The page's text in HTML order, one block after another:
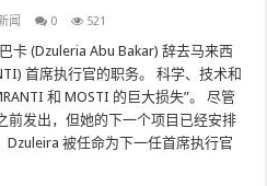
闻 0 521
卡 (Dzuleria Abu Bakar) 辞去马来西
首席执行官的职务。 科学、技术和
和 MOSTI 的巨大损失”。 尽管
前发出，但她的下一个项目已经安排
Dzuleira 被任命为下一任首席执行官